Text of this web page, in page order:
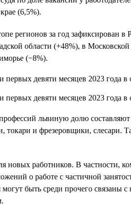
(6,5%).
регионов за год зафиксирован в
области (+48%), в
(−8%).
львиную долю
и фрезеровщики,
новых работников. В
о работе с частичной
быть среди прочего